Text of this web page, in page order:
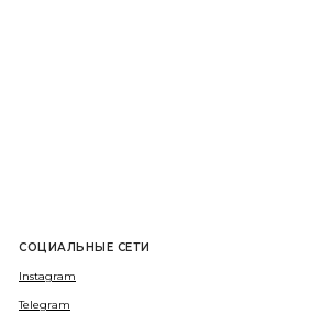
СОЦИАЛЬНЫЕ СЕТИ
Instagram
Telegram